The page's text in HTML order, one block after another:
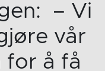
– Vi
vår
for å få